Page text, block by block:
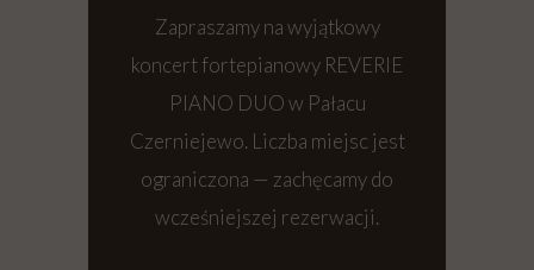
Zapraszamy na wyjątkowy
koncert fortepianowy REVERIE
PIANO DUO w Pałacu
Czerniejewo. Liczba miejsc jest
ograniczona — zachęcamy do
wcześniejszej rezerwacji.